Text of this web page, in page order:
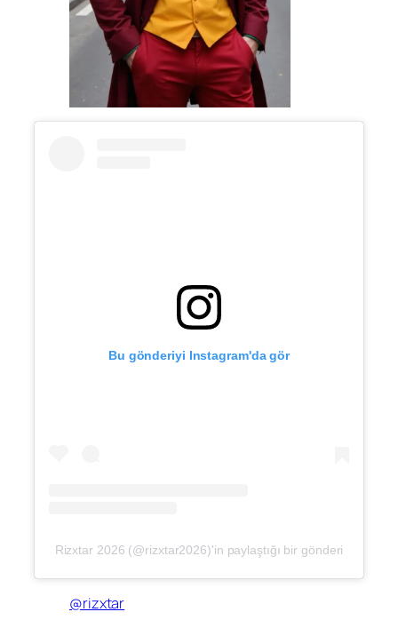
Bu gönderiyi Instagram'da gör
Rizxtar 2026 (@rizxtar2026)'in paylaştığı bir gönderi
@rizxtar